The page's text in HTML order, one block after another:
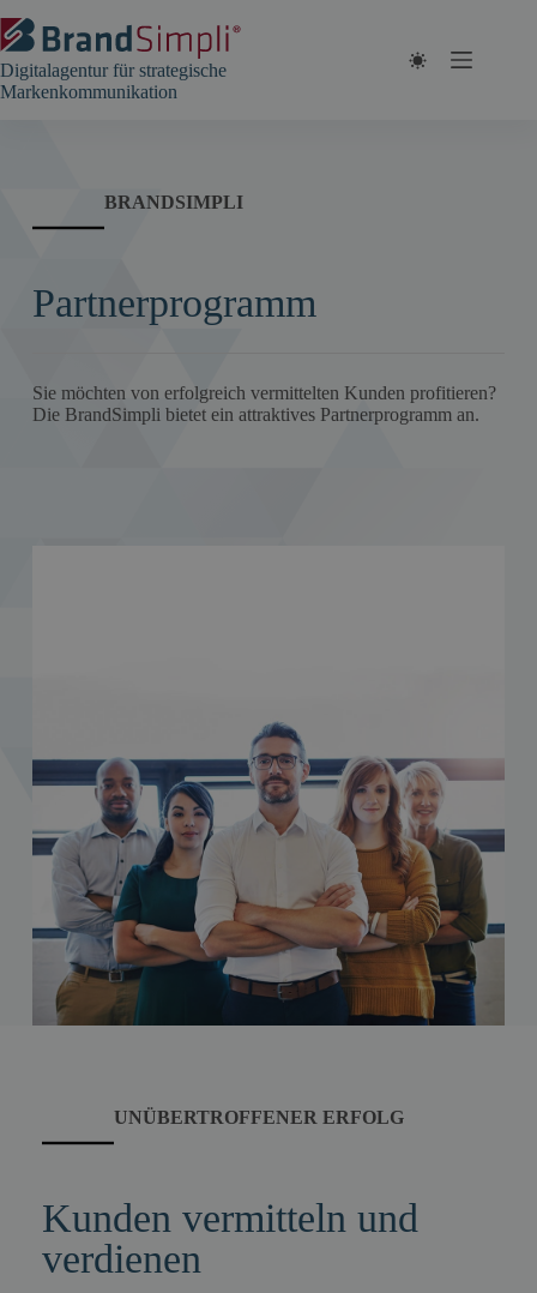
Inhalt
springen
Digitalagentur für strategische
Markenkommunikation
BRANDSIMPLI
Partnerprogramm
Sie möchten von erfolgreich vermittelten Kunden profitieren?
Die BrandSimpli bietet ein attraktives Partnerprogramm an.
UNÜBERTROFFENER ERFOLG
Kunden vermitteln und
verdienen